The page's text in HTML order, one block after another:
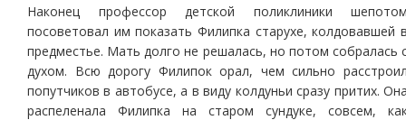
Наконец профессор детской поликлиники
посоветовал им показать Филипка старухе, колдовавшей
предместье. Мать долго не решалась, но потом собралась
духом. Всю дорогу Филипок орал, чем сильно
попутчиков в автобусе, а в виду колдуньи сразу притих.
распеленала Филипка на старом сундуке, совсем,